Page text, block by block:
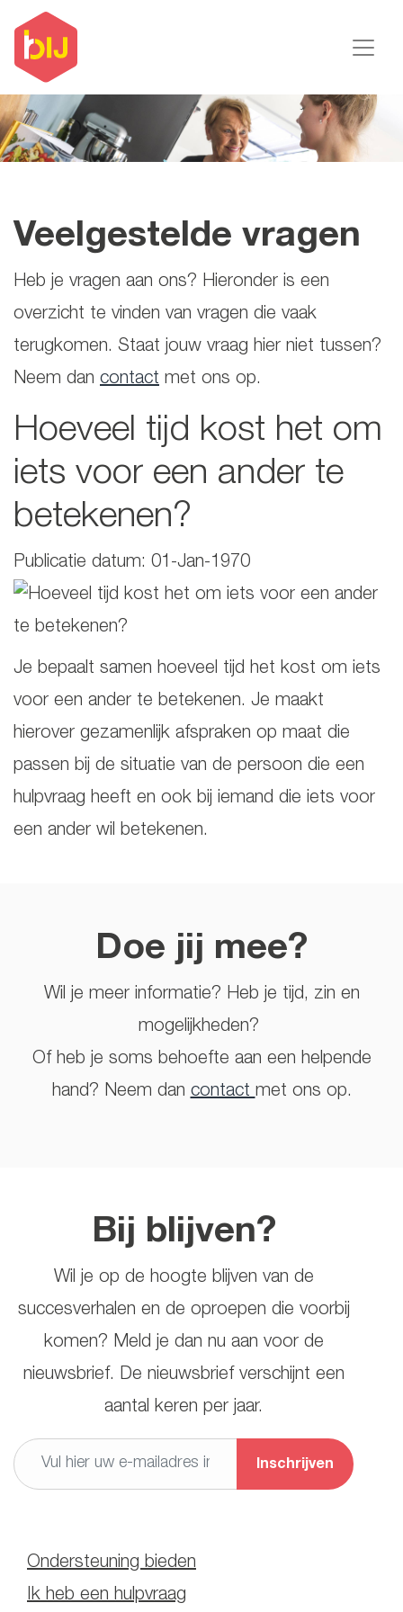
Veelgestelde vragen
Heb je vragen aan ons? Hieronder is een
overzicht te vinden van vragen die vaak
terugkomen. Staat jouw vraag hier niet tussen?
Neem dan contact met ons op.
Hoeveel tijd kost het om
iets voor een ander te
betekenen?
Publicatie datum: 01-Jan-1970
Je bepaalt samen hoeveel tijd het kost om iets
voor een ander te betekenen. Je maakt
hierover gezamenlijk afspraken op maat die
passen bij de situatie van de persoon die een
hulpvraag heeft en ook bij iemand die iets voor
een ander wil betekenen.
Doe jij mee?
Wil je meer informatie? Heb je tijd, zin en
mogelijkheden?
Of heb je soms behoefte aan een helpende
hand? Neem dan contact met ons op.
Bij blijven?
Wil je op de hoogte blijven van de
succesverhalen en de oproepen die voorbij
komen? Meld je dan nu aan voor de
nieuwsbrief. De nieuwsbrief verschijnt een
aantal keren per jaar.
Ondersteuning bieden
Ik heb een hulpvraag